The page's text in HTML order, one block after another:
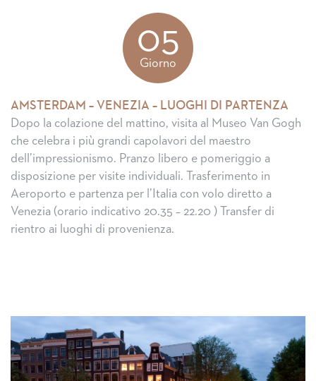
05
Giorno
AMSTERDAM – VENEZIA – LUOGHI DI PARTENZA
Dopo la colazione del mattino, visita al Museo Van Gogh
che celebra i più grandi capolavori del maestro
dell’impressionismo. Pranzo libero e pomeriggio a
disposizione per visite individuali. Trasferimento in
Aeroporto e partenza per l’Italia con volo diretto a
Venezia (orario indicativo 20.35 – 22.20 ) Transfer di
rientro ai luoghi di provenienza.